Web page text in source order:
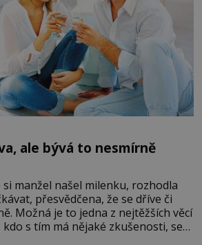
ale bývá to nesmírně
si manžel našel milenku, rozhodla
přesvědčena, že se dříve či
Možná je to jedna z nejtěžších věcí
kdo s tím má nějaké zkušenosti, se